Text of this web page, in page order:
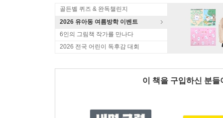
골든벨 퀴즈 & 완독챌린지
2026 유아동 여름방학 이벤트
6인의 그림책 작가를 만나다
2026 전국 어린이 독후감 대회
이 책을 구입하신 분